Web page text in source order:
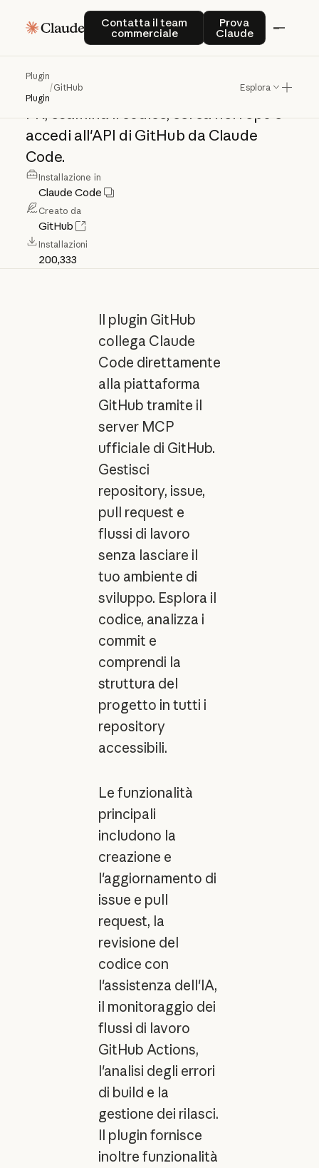
Contatta il team
commerciale
Contatta il team commerciale
Prova
Claude
Prova Claude
Plugin
Plugin
/GitHub Esplora
GitHub
Server
gestione
gestisci
PR,esaminailcodice,cercaneirepoe
accedi all'API di GitHub da Claude
Code.
Installazione in
Claude Code
Creato da
GitHub
Installazioni
200,333
Il plugin GitHub
collega Claude
Code direttamente
alla piattaforma
GitHub tramite il
server MCP
ufficiale di GitHub.
Gestisci
repository, issue,
pull request e
flussi di lavoro
senza lasciare il
tuo ambiente di
sviluppo. Esplora il
codice, analizza i
commit e
comprendi la
struttura del
progetto in tutti i
repository
accessibili.
Le funzionalità
principali
includono la
creazione e
l'aggiornamento di
issue e pull
request, la
revisione del
codice con
l'assistenza dell'IA,
il monitoraggio dei
flussi di lavoro
GitHub Actions,
l'analisi degli errori
di build e la
gestione dei rilasci.
Il plugin fornisce
inoltre funzionalità